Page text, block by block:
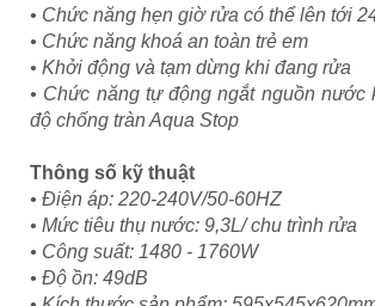
• Chức năng hẹn giờ rửa có thể lên tới
• Chức năng khoá an toàn trẻ em
• Khởi động và tạm dừng khi đang rửa
• Chức năng tự động ngắt nguồn nước
độ chống tràn Aqua Stop
Thông số kỹ thuật
• Điện áp: 220-240V/50-60HZ
• Mức tiêu thụ nước: 9,3L/ chu trình rửa
• Công suất: 1480 - 1760W
• Độ ồn: 49dB